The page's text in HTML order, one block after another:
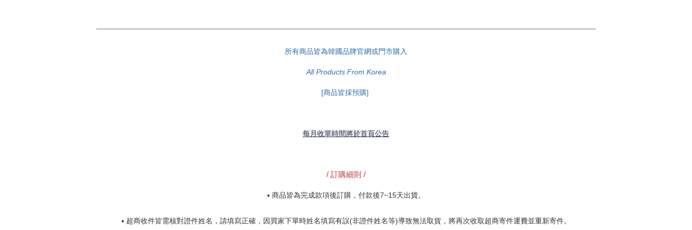
所有商品皆為韓國品牌官網或門市購入
All Products From Korea
[商品皆採預購]
每月收單時間將於首頁公告
/ 訂購細則 /
▪️ 商品皆為完成款項後訂購，付款後7~15天出貨。
▪️ 超商收件皆需核對證件姓名，請填寫正確，因買家下單時姓名填寫有誤(非證件姓名等)導致無法取貨，將再次收取超商寄件運費並重新寄件。